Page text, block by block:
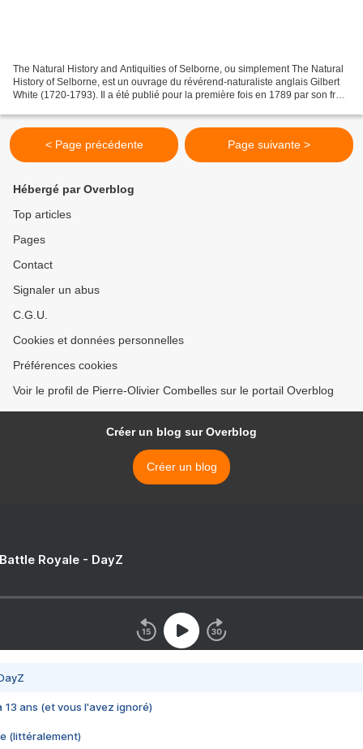
The Natural History and Antiquities of Selborne, ou simplement The Natural
History of Selborne, est un ouvrage du révérend-naturaliste anglais Gilbert
White (1720-1793). Il a été publié pour la première fois en 1789 par son frère
< Page précédente Page suivante >
Hébergé par Overblog
Top articles
Pages
Contact
Signaler un abus
C.G.U.
Cookies et données personnelles
Préférences cookies
Voir le profil de Pierre-Olivier Combelles sur le portail Overblog
Créer un blog sur Overblog
Créer un blog
Royale - DayZ
13 ans (et vous l'avez ignoré)
(littéralement)